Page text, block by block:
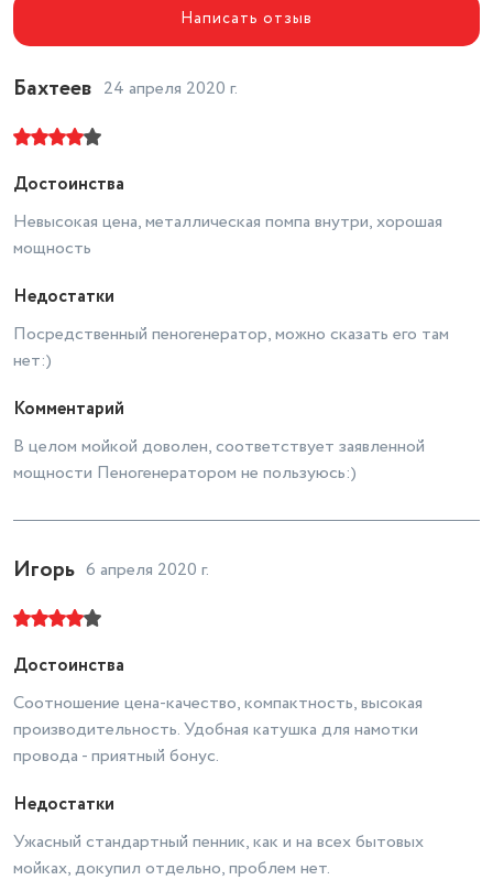
Высота товара в упаковке, в
Объем товара в упаковке, в
Отсек для хранения
принадлежностей
Сетевой шнур
Насадки
стандартная
Наличие транспортировочных
колес
есть
Потребляемая мощность (Вт)
2.2 кВт
Давление
100 - 150 бар
Ручка для переноски
Принцип работы мойки
Написать отзыв
Бахтеев 24 апреля 2020 г.
Достоинства
Невысокая цена, металлическая помпа внутри, хорошая
мощность
Недостатки
Посредственный пеногенератор, можно сказать его там
нет:)
Комментарий
В целом мойкой доволен, соответствует заявленной
мощности Пеногенератором не пользуюсь:)
Игорь 6 апреля 2020 г.
Достоинства
Соотношение цена-качество, компактность, высокая
производительность. Удобная катушка для намотки
провода - приятный бонус.
Недостатки
Ужасный стандартный пенник, как и на всех бытовых
мойках, докупил отдельно, проблем нет.